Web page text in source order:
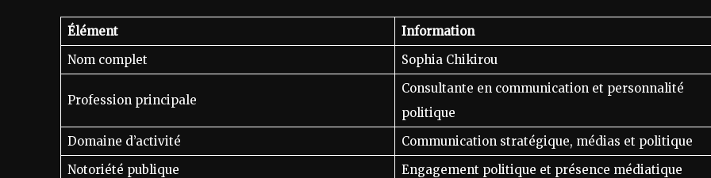
Élément
Information
Nom complet
Sophia Chikirou
Profession principale
Consultante en communication et personnalité
politique
Domaine d’activité
Communication stratégique, médias et politique
Notoriété publique
Engagement politique et présence médiatique